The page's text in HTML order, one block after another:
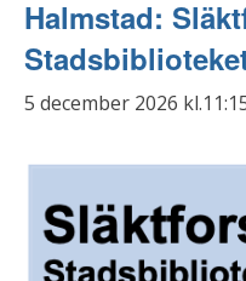
Halmstad:
5 december 2026